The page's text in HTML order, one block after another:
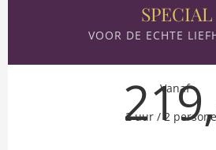
SPECIAL
VOOR DE ECHTE
Vanaf
2 uur / 2